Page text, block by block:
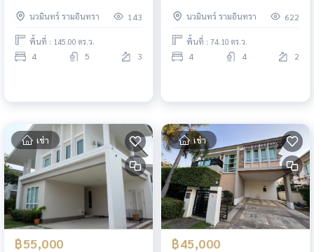
Sukhapiban 5 - Theparak /
Detached House 4 Bedrooms
(FOR RENT) TAN722
นวมินทร์ รามอินทรา 143
พื้นที่ : 145.00 ตร.ว.
4 5 3
Bedrooms (RENT) TAN587
นวมินทร์ รามอินทรา 622
พื้นที่ : 74.10 ตร.ว.
4 4 2
เช่า
฿55,000
เช่า
฿45,000